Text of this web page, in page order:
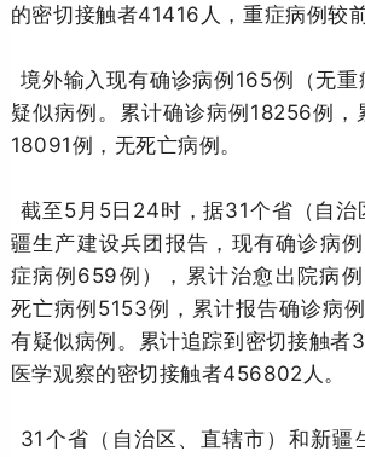
的密切接触者41416人，重症病例较
境外输入现有确诊病例165例（无
疑似病例。累计确诊病例18256例，
18091例，无死亡病例。
截至5月5日24时，据31个省（自治
疆生产建设兵团报告，现有确诊病
症病例659例），累计治愈出院病
死亡病例5153例，累计报告确诊病
有疑似病例。累计追踪到密切接触
医学观察的密切接触者456802人。
31个省（自治区、直辖市）和新疆